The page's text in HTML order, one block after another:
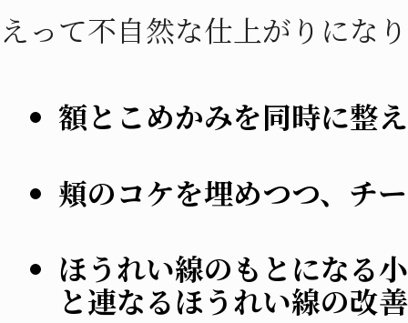
えって不自然な仕上がりにな
額とこめかみを同時に整
頬のコケを埋めつつ、チ
ほうれい線のもとになる
と連なるほうれい線の改善